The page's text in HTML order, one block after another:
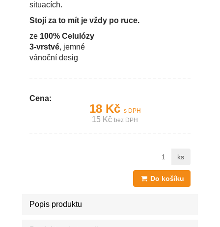
situacích.
Stojí za to mít je vždy po ruce.
ze 100% Celulózy
3-vrstvé, jemné
vánoční desig
Cena:
18 Kč s DPH
15 Kč bez DPH
ks
Do košíku
Popis produktu